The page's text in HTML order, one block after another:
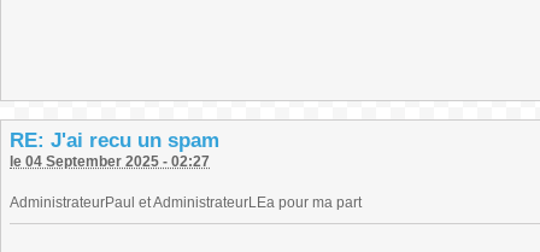
RE: J'ai recu un spam
le 04 September 2025 - 02:27
AdministrateurPaul et AdministrateurLEa pour ma part